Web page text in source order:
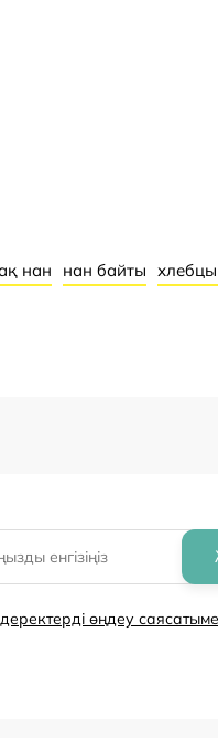
нан нан байты
өңдеу